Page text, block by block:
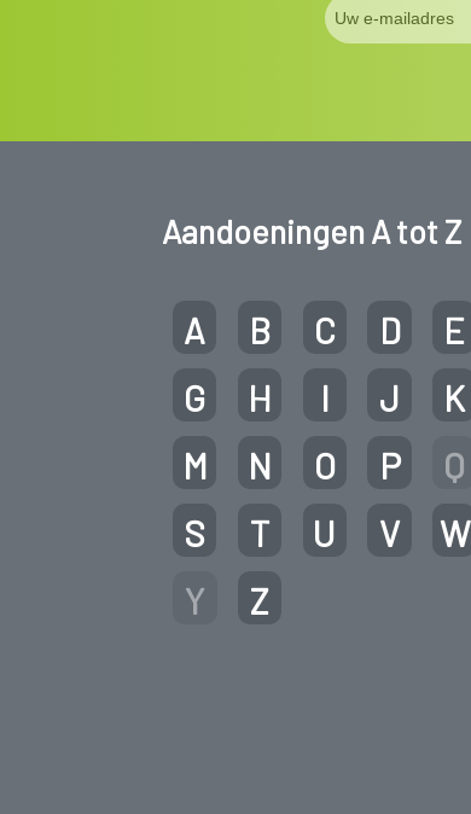
Aandoeningen A tot Z
A B C D E
G
H I J K
M
N O P Q
S
T U V W
Y
Z